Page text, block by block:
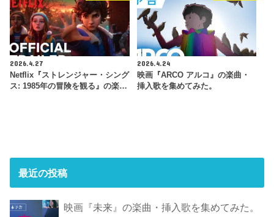
2026.4.27
Netflix『ストレンジャー・シング
ス: 1985年の冒険 を観 る』の楽…
2026.4.24
映画『ARCO アルコ』の楽曲・
挿入歌を集めてみた。
最近の投稿
映画『未来』の楽曲・挿入歌を集めてみた。